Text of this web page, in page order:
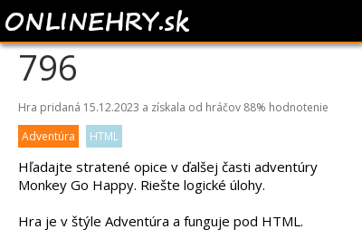
MONKEY GO HAPPY
796
Hra pridaná 15.12.2023 a získala od hráčov 88% hodnotenie
Adventúra
HTML
Hľadajte stratené opice v ďalšej časti adventúry
Monkey Go Happy. Riešte logické úlohy.
Hra je v štýle Adventúra a funguje pod HTML.